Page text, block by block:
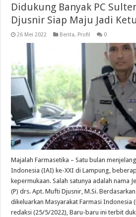
Didukung Banyak PC
Djusnir Siap Maju Jadi
26 Mei 2022 Berita, Profil 0
Majalah Farmasetika – Satu bulan
Indonesia (IAI) ke-XXI di Lampung,
kepermukaan. Salah satunya adalah nama
(P) drs. Apt. Mufti Djusnir, M.Si.
dikeluarkan Masyarakat Farmasi Indonesia
redaksi (25/5/2022), Baru-baru ini terbit